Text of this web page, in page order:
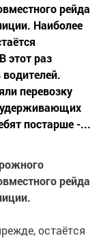
рейда
Наиболее
этот раз
перевозку
удерживающих
постарше -...
рейда
остаётся